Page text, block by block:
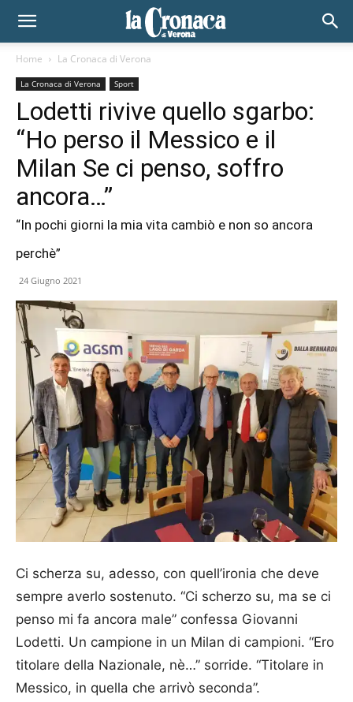
Home La Cronaca di Verona
La Cronaca di Verona Sport
Lodetti rivive quello sgarbo:
“Ho perso il Messico e il
Milan Se ci penso, soffro
ancora…”
“In pochi giorni la mia vita cambiò e non so ancora
perchè”
24 Giugno 2021
Ci scherza su, adesso, con quell’ironia che deve
sempre averlo sostenuto. “Ci scherzo su, ma se ci
penso mi fa ancora male” confessa Giovanni
Lodetti. Un campione in un Milan di campioni. “Ero
titolare della Nazionale, nè…” sorride. “Titolare in
Messico, in quella che arrivò seconda”.